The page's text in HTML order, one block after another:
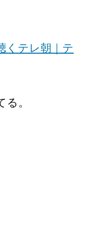
くテレ朝｜テ
。